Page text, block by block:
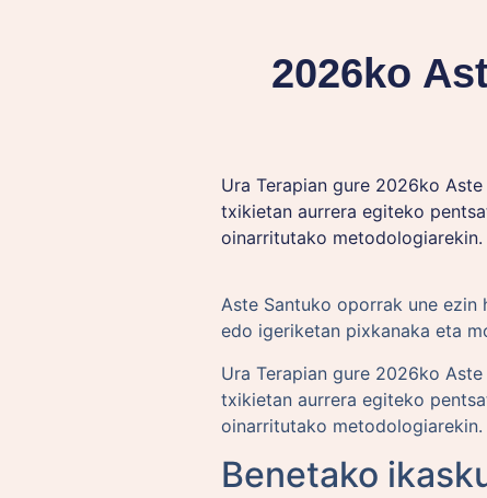
2026ko
Ura Terapian gure 2026ko
txikietan aurrera egiteko
oinarritutako metodologiarekin.
Aste Santuko oporrak une
edo igeriketan pixkanaka eta
Ura Terapian gure 2026ko
txikietan aurrera egiteko
oinarritutako metodologiarekin.
Benetako